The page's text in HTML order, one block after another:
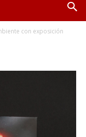
con exposición